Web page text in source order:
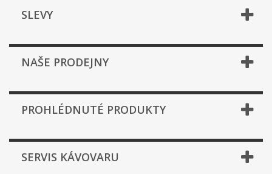
SLEVY
NAŠE PRODEJNY
PROHLÉDNUTÉ PRODUKTY
SERVIS KÁVOVARU